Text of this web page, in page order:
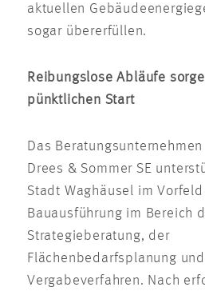
aktuellen
sogar übererfüllen.
Reibungslose Abläufe
pünktlichen Start
Das Beratungsunternehmen
Drees & Sommer SE
Stadt Waghäusel im
Bauausführung im Bereich
Strategieberatung, der
Flächenbedarfsplanung
Vergabeverfahren. Nach